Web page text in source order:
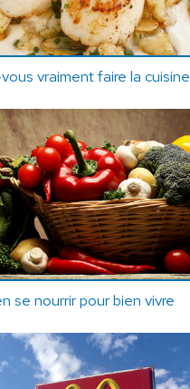
vraiment faire la
se nourrir pour bien vivre